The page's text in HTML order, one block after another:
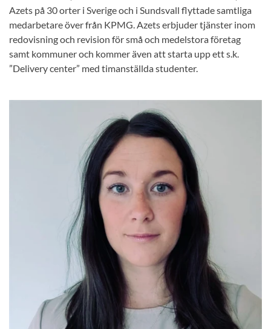
Azets på 30 orter i Sverige och i Sundsvall flyttade samtliga
medarbetare över från KPMG. Azets erbjuder tjänster inom
redovisning och revision för små och medelstora företag
samt kommuner och kommer även att starta upp ett s.k.
”Delivery center” med timanställda studenter.